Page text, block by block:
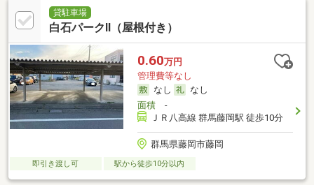
貸駐車場
白石パークⅡ（屋根付き）
0.60万円
管理費等なし
なし
なし
面積-
ＪＲ八高線 群馬藤岡駅 徒歩10分
群馬県藤岡市藤岡
即引き渡し可 駅から徒歩10分以内